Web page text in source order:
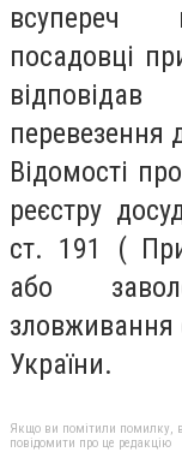
всупереч
посадовці
перевезення
Відомості
реєстру
ст. 191 (
або
України.
Якщо ви помітили помилку,
повідомити про це редакцію